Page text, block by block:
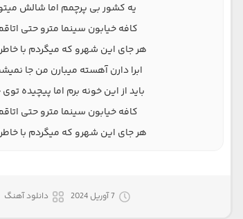
یه کشور بی پرچمم اما شالش
کافه خیابون سینما مترو حتی
هر جای این شهرو که میگردم با
ابرا دارن آهسته میبارن من جا
باید از این خونه برم اما پیچیده
کافه خیابون سینما مترو حتی
هر جای این شهرو که میگردم با
7 آوریل 2024 دانلود آهنگ